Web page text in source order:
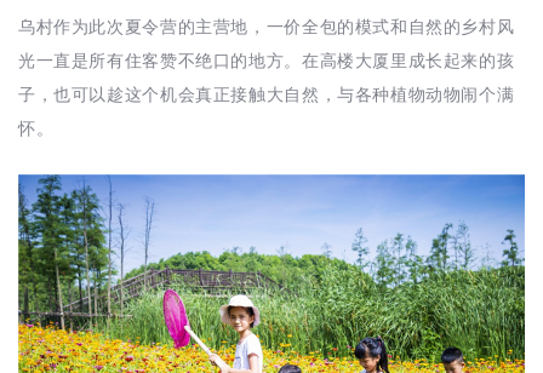
乌村作为此次夏令营的主营地，一价全包的模式和自然的乡村风
光一直是所有住客赞不绝口的地方。在高楼大厦里成长起来的孩
子，也可以趁这个机会真正接触大自然，与各种植物动物闹个满
怀。